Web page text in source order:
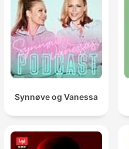
Synnøve og Vanessa